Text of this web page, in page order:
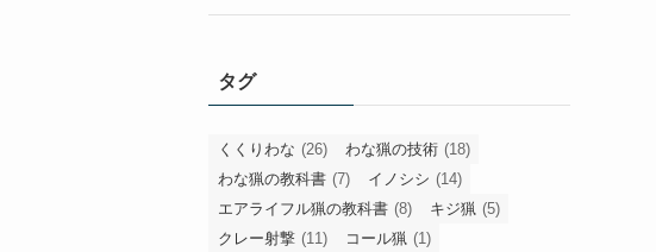
タグ
くくりわな (26) わな猟の技術 (18)
わな猟の教科書 (7) イノシシ (14)
エアライフル猟の教科書 (8) キジ猟 (5)
クレー射撃 (11) コール猟 (1)